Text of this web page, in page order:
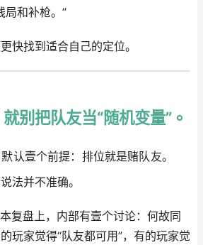
局和补枪。”
快找到适合自己的定位。
别把队友当“随机变量”
认壹个前提：排位就是赌队友。
法并不准确。
复盘上，内部有壹个讨论：何故同
玩家觉得“队友都可用”，有的玩家觉